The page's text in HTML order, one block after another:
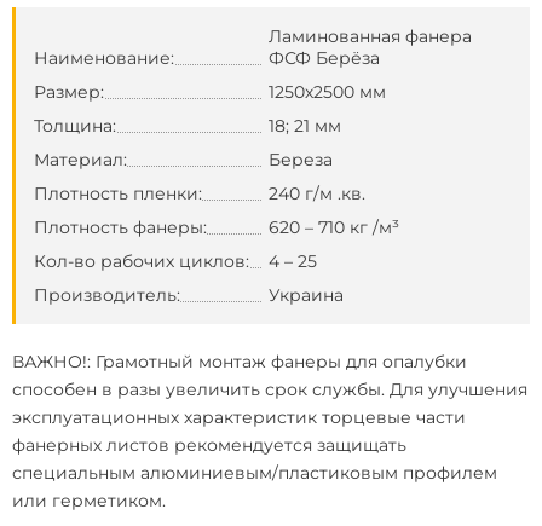
Наименование:
Ламинованная фанера
ФСФ Берёза
Размер:
1250х2500 мм
Толщина:
18; 21 мм
Материал:
Береза
Плотность пленки:
240 г/м .кв.
Плотность фанеры:
620 – 710 кг /м³
Кол-во рабочих циклов:
4 – 25
Производитель:
Украина
ВАЖНО!: Грамотный монтаж фанеры для опалубки
способен в разы увеличить срок службы. Для улучшения
эксплуатационных характеристик торцевые части
фанерных листов рекомендуется защищать
специальным алюминиевым/пластиковым профилем
или герметиком.